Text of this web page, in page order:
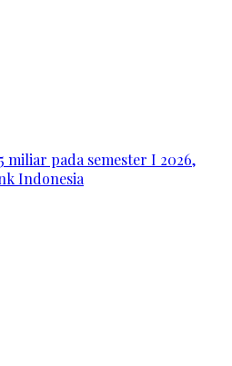
miliar pada semester I 2026,
Indonesia